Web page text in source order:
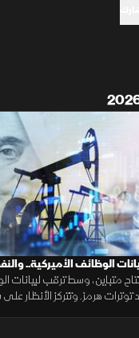
الوظائف الأميركية..
متباين، وسط ترقب لبيانات
توترات هرمز. وتتركز الأنظار